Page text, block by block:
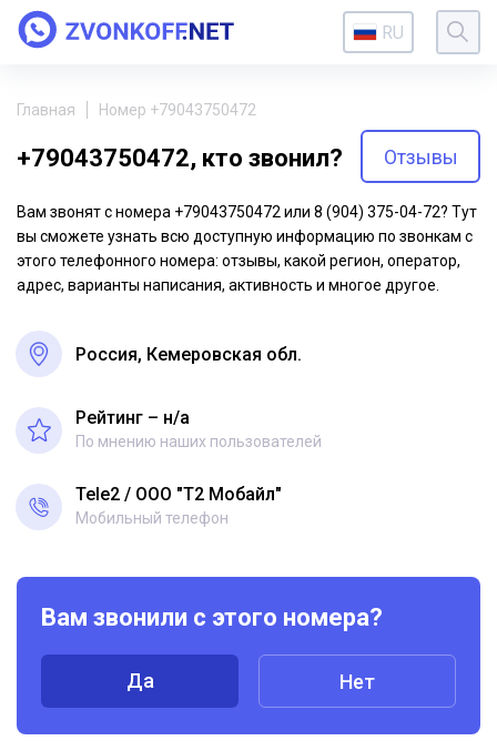
RU
Главная Номер +79043750472
+79043750472, кто звонил? Отзывы
Вам звонят с номера +79043750472 или 8 (904) 375-04-72? Тут
вы сможете узнать всю доступную информацию по звонкам с
этого телефонного номера: отзывы, какой регион, оператор,
адрес, варианты написания, активность и многое другое.
Россия, Кемеровская обл.
Рейтинг – н/a
По мнению наших пользователей
Tele2 ООО "Т2 Мобайл"
Мобильный телефон
Вам звонили с этого номера?
Да Нет